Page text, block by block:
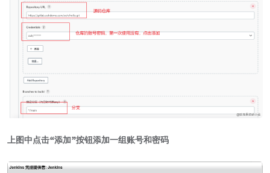
上图中点击“添加”按钮添加一组账号和密码